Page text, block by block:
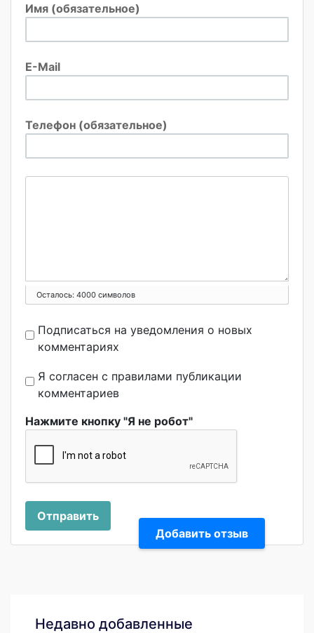
Добавить отзыв
Имя (обязательное)
E-Mail
Телефон (обязательное)
Осталось: 4000 символов
Подписаться на уведомления о новых
комментариях
Я согласен с правилами публикации
комментариев
Нажмите кнопку "Я не робот"
Отправить
Недавно добавленные